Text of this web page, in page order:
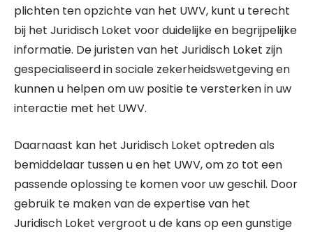
plichten ten opzichte van het UWV, kunt u terecht
bij het Juridisch Loket voor duidelijke en begrijpelijke
informatie. De juristen van het Juridisch Loket zijn
gespecialiseerd in sociale zekerheidswetgeving en
kunnen u helpen om uw positie te versterken in uw
interactie met het UWV.
Daarnaast kan het Juridisch Loket optreden als
bemiddelaar tussen u en het UWV, om zo tot een
passende oplossing te komen voor uw geschil. Door
gebruik te maken van de expertise van het
Juridisch Loket vergroot u de kans op een gunstige